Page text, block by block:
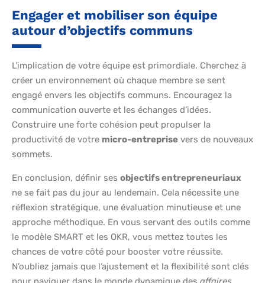
Engager et mobiliser son équipe
autour d’objectifs communs
L’implication de votre équipe est primordiale. Cherchez à
créer un environnement où chaque membre se sent
engagé envers les objectifs communs. Encouragez la
communication ouverte et les échanges d’idées.
Construire une forte cohésion peut propulser la
productivité de votre micro-entreprise vers de nouveaux
sommets.
En conclusion, définir ses objectifs entrepreneuriaux
ne se fait pas du jour au lendemain. Cela nécessite une
réflexion stratégique, une évaluation minutieuse et une
approche méthodique. En vous servant des outils comme
le modèle SMART et les OKR, vous mettez toutes les
chances de votre côté pour booster votre réussite.
N’oubliez jamais que l’ajustement et la flexibilité sont clés